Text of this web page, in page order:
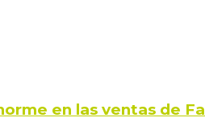
en las ventas de